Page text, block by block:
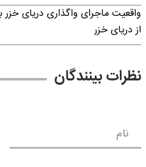
واقعیت ماجرای واگذاری دریای
از دریای خزر
نظرات بینندگان
نام